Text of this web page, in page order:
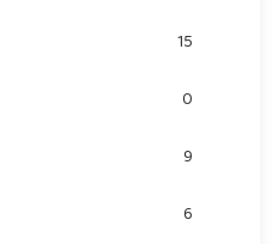
15
0
9
6